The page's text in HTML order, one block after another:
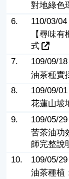
對地綠色
6.
110/03/04
【尋味
式
7.
109/09/18
油茶種實
8.
109/09/01
花蓮山坡
9.
109/05/29
苦茶油功
師完整說
10.
109/05/29
油茶種植